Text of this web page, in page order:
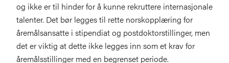
og ikke er til hinder for å kunne rekruttere internasjonale
talenter. Det bør legges til rette norskopplæring for
åremålsansatte i stipendiat og postdoktorstillinger, men
det er viktig at dette ikke legges inn som et krav for
åremålsstillinger med en begrenset periode.